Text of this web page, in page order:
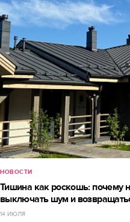
НОВОСТИ
Тишина как роскошь: почему
выключать шум и
14 ИЮЛЯ